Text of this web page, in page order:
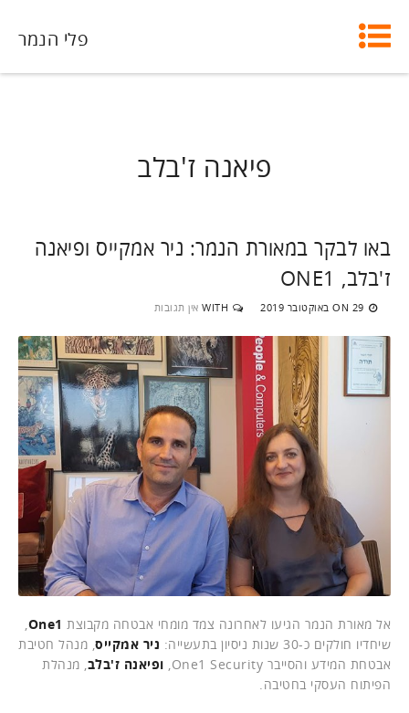
פלי הנמר
פיאנה ז'בלב
באו לבקר במאורת הנמר: ניר אמקייס ופיאנה
ז'בלב, ONE1
ON 29 באוקטובר 2019 WITH אין תגובות
אל מאורת הנמר הגיעו לאחרונה צמד מומחי אבטחה מקבוצת One1
,
שיחדיו חולקים כ-30 שנות ניסיון בתעשייה:
ניר אמקייס, מנהל חטיבת
אבטחת המידע והסייבר One1 Security,
ופיאנה ז'בלב, מנהלת
הפיתוח העסקי בחטיבה.